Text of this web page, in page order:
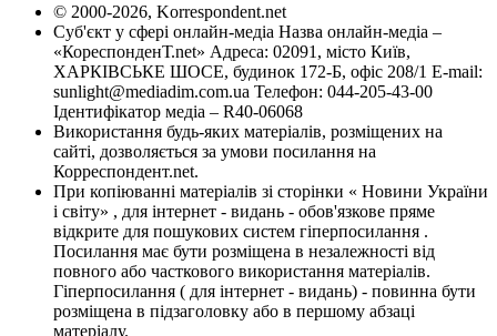
© 2000-2026, Korrespondent.net
Суб'єкт у сфері онлайн-медіа Назва онлайн-медіа –
«КореспонденТ.net» Адреса: 02091, місто Київ,
ХАРКІВСЬКЕ ШОСЕ, будинок 172-Б, офіс 208/1 E-mail:
sunlight@mediadim.com.ua Телефон: 044-205-43-00
Ідентифікатор медіа – R40-06068
Використання будь-яких матеріалів, розміщених на
сайті, дозволяється за умови посилання на
Корреспондент.net.
При копіюванні матеріалів зі сторінки « Новини України
і світу» , для інтернет - видань - обов'язкове пряме
відкрите для пошукових систем гіперпосилання .
Посилання має бути розміщена в незалежності від
повного або часткового використання матеріалів.
Гіперпосилання ( для інтернет - видань) - повинна бути
розміщена в підзаголовку або в першому абзаці
матеріалу.